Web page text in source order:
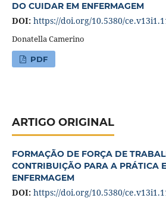
DO CUIDAR EM ENFERMAGEM
DOI: https://doi.org/10.5380/
Donatella Camerino
PDF
ARTIGO ORIGINAL
FORMAÇÃO DE FORÇA DE
CONTRIBUIÇÃO PARA A PRÁTICA
ENFERMAGEM
DOI: https://doi.org/10.5380/